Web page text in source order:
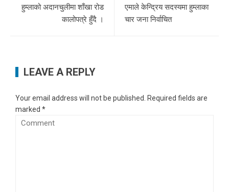
हुम्लाको अदानचुलीमा शाँखा रोड
कालोपत्रे हुँदै ।
एमाले केन्द्रिय सदस्यमा हुम्लाका
चार जना निर्वाचित
LEAVE A REPLY
Your email address will not be published.
Required fields are
marked *